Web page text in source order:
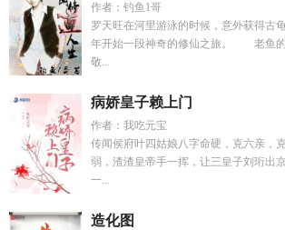
作者：钓鱼1哥
罗天旺在河里游泳的时候，意外获得古
年开始一段神奇的修仙之旅。 老鱼的
敬...
病娇皇子赖上门
作者：我吃元宝
传闻侯府叶四姑娘八字命硬，克六亲，
弱，渣渣皇帝手一挥，让三皇子刘珩出
一...
造化图